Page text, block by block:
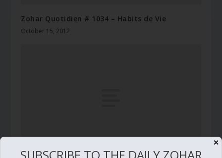
Zohar Quotidien # 1034 – Habits de Vie
October 15, 2012
✕